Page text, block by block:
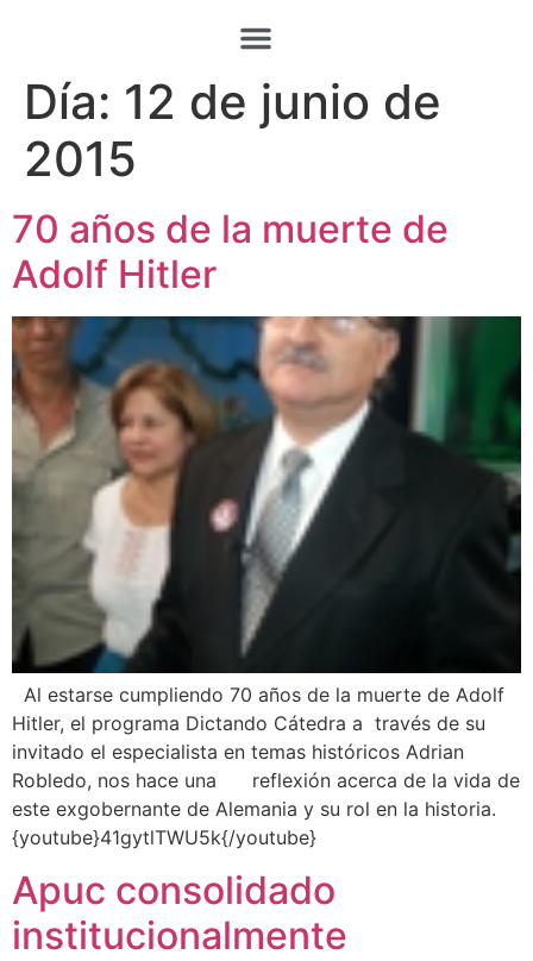
Día: 12 de junio de
2015
70 años de la muerte de
Adolf Hitler
Al estarse cumpliendo 70 años de la muerte de Adolf
Hitler, el programa Dictando Cátedra a través de su
invitado el especialista en temas históricos Adrian
Robledo, nos hace una reflexión acerca de la vida de
este exgobernante de Alemania y su rol en la historia.
{youtube}41gytlTWU5k{/youtube}
Apuc consolidado
institucionalmente